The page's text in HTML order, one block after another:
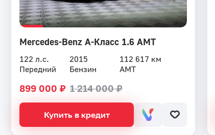
Mercedes-Benz A-Класс 1.6 AMT
122 л.с. 2015
112 617 км
Передний
Бензин AMT
899 000 ₽ 1 214 000 ₽
Купить в кредит